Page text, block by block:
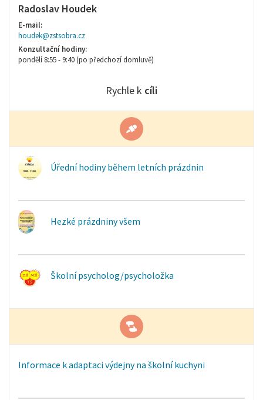
Radoslav Houdek
E-mail:
houdek@zstsobra.cz
Konzultační hodiny:
pondělí 8:55 - 9:40 (po předchozí domluvě)
Rychle k cíli
Úřední hodiny během letních prázdnin
Hezké prázdniny všem
Školní psycholog/psycholožka
Informace k adaptaci výdejny na školní kuchyni